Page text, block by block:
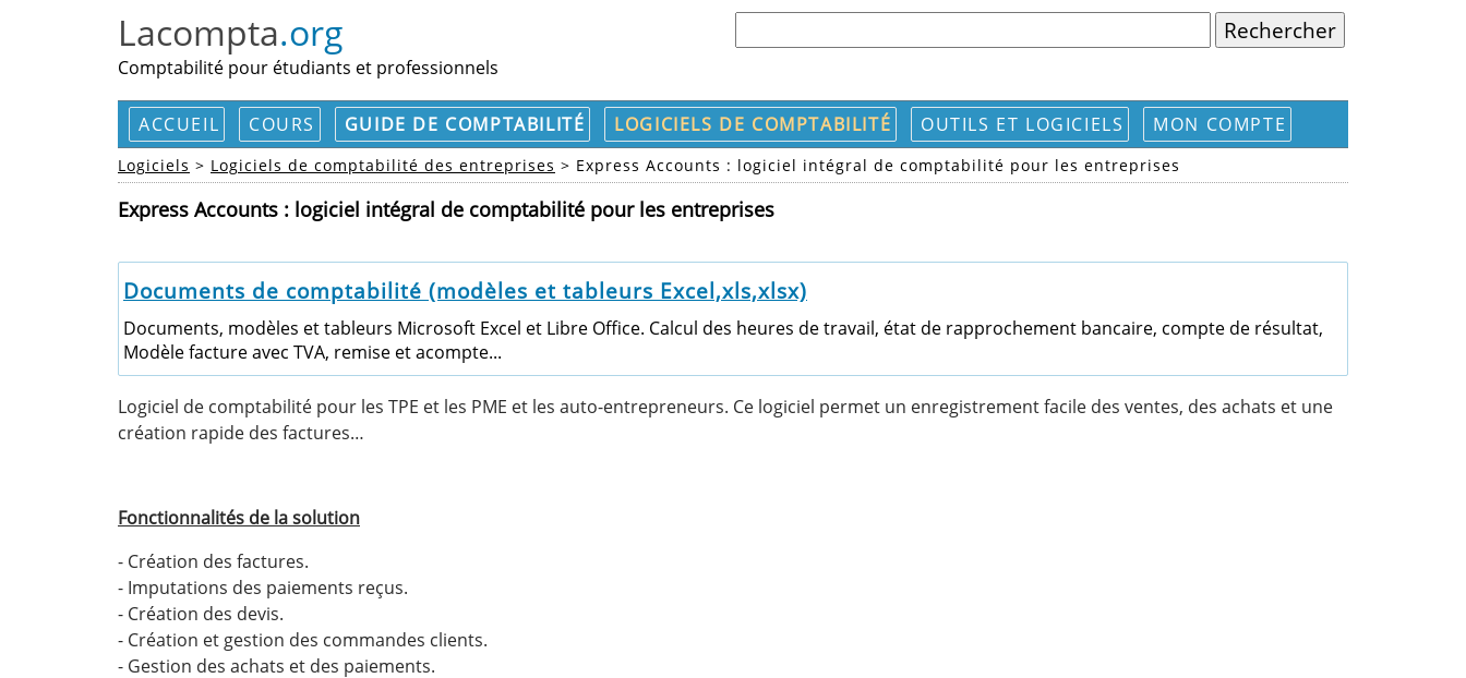
Lacompta.org
Comptabilité pour étudiants et professionnels
ACCUEIL COURS GUIDE DE COMPTABILITÉ LOGICIELS DE COMPTABILITÉ OUTILS ET LOGICIELS MON COMPTE
Logiciels > Logiciels de comptabilité des entreprises > Express Accounts : logiciel intégral de comptabilité pour les entreprises
Express Accounts : logiciel intégral de comptabilité pour les entreprises
Documents de comptabilité (modèles et tableurs Excel,xls,xlsx)
Documents, modèles et tableurs Microsoft Excel et Libre Office. Calcul des heures de travail, état de rapprochement bancaire, compte de résultat,
Modèle facture avec TVA, remise et acompte...
Logiciel de comptabilité pour les TPE et les PME et les auto-entrepreneurs. Ce logiciel permet un enregistrement facile des ventes, des achats et une
création rapide des factures…
Fonctionnalités de la solution
- Création des factures.
- Imputations des paiements reçus.
- Création des devis.
- Création et gestion des commandes clients.
- Gestion des achats et des paiements.